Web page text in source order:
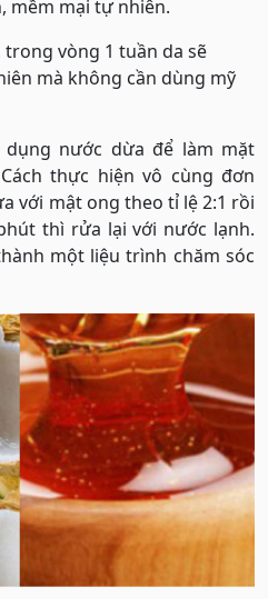
mềm mại tự nhiên.
vòng 1 tuần da sẽ
mà không cần dùng mỹ
nước dừa để làm mặt
thực hiện vô cùng đơn
với mật ong theo tỉ lệ 2:1 rồi
thì rửa lại với nước lạnh.
một liệu trình chăm sóc